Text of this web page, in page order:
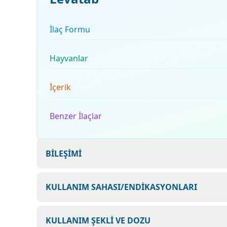
İlaç Formu
Hayvanlar
İçerik
Benzer İlaçlar
BİLEŞİMİ
KULLANIM SAHASI/ENDİKASYONLARI
KULLANIM ŞEKLİ VE DOZU